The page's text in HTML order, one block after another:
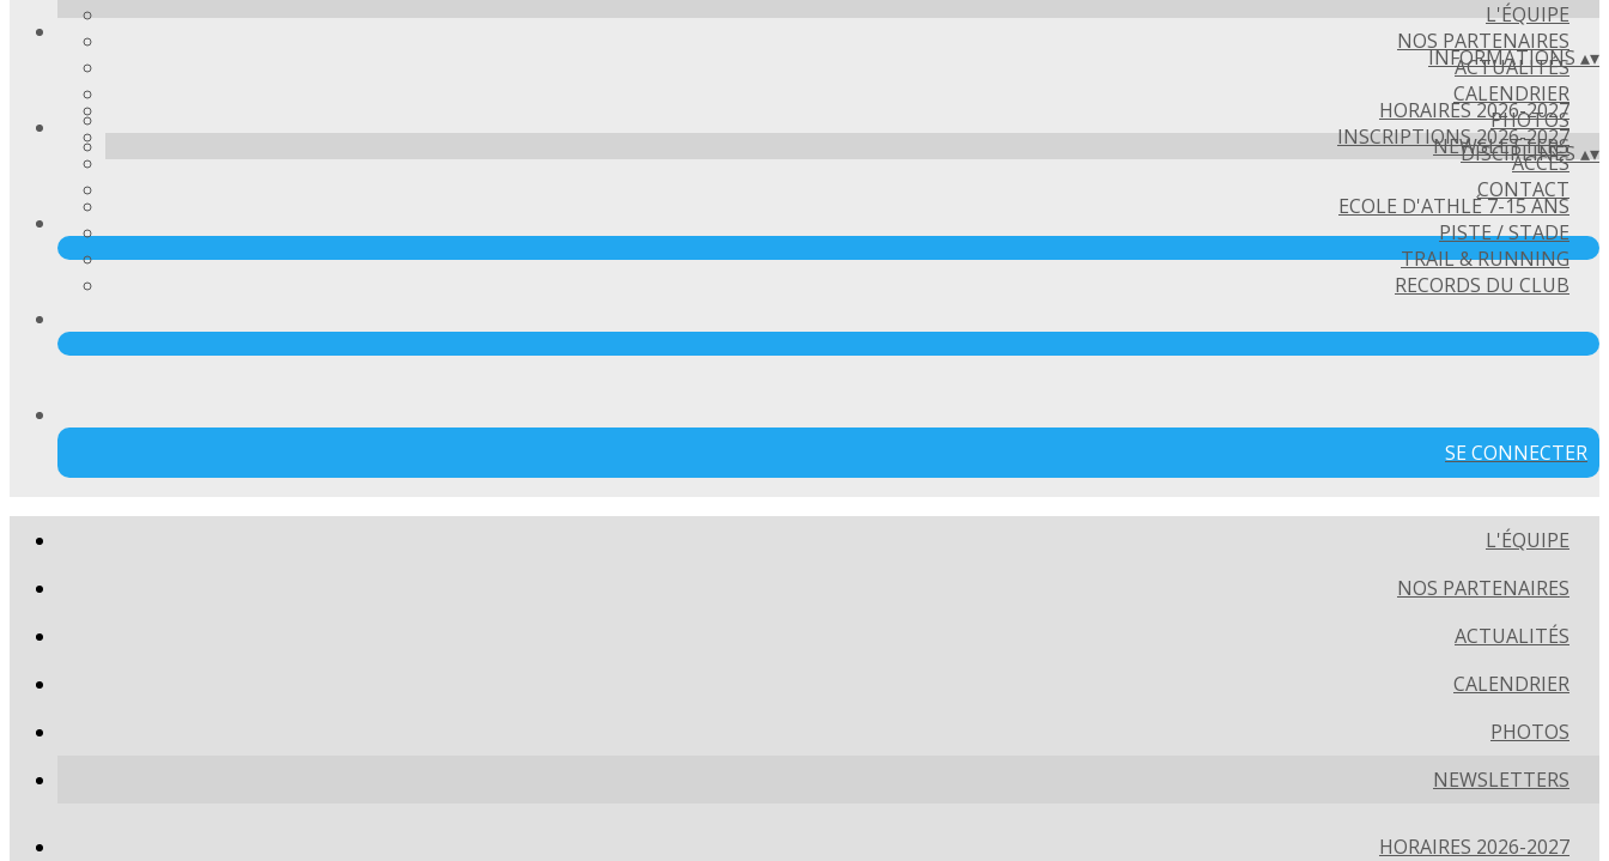
L'ÉQUIPE
NOS PARTENAIRES
ACTUALITÉS
CALENDRIER
PHOTOS
NEWSLETTERS
INFORMATIONS ▴▾
HORAIRES 2026-2027
INSCRIPTIONS 2026-2027
ACCÈS
CONTACT
DISCIPLINES▴▾
ECOLE D'ATHLÉ 7-15 ANS
PISTE / STADE
TRAIL & RUNNING
RECORDS DU CLUB
SE CONNECTER
L'ÉQUIPE
NOS PARTENAIRES
ACTUALITÉS
CALENDRIER
PHOTOS
NEWSLETTERS
HORAIRES 2026-2027